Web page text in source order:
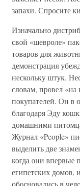
запахи. Спросите
Изначально
свой «шевроле»
товаров для
демонстрация
нескольку штук.
словам, провел «на
покупателей. Он в
благодаря Эду
домашними
Журнал «People»
выделить две
когда они
египетских домов,
обосновались в